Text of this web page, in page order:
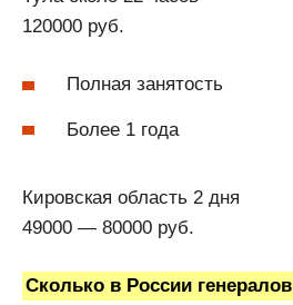
120000 руб.
Полная занятость
Более 1 года
Кировская область 2 дня
49000 — 80000 руб.
Сколько в России генералов